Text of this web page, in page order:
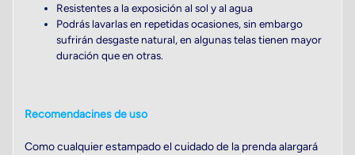
Resistentes a la exposición al sol y al agua
Podrás lavarlas en repetidas ocasiones, sin embargo
sufrirán desgaste natural, en algunas telas tienen mayor
duración que en otras.
Recomendacines de uso
Como cualquier estampado el cuidado de la prenda alargará